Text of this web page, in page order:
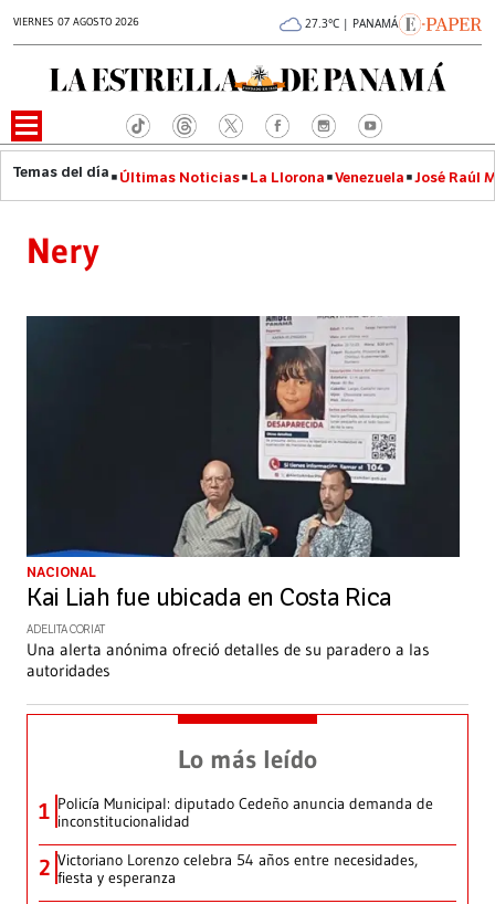
VIERNES 07 AGOSTO 2026 27.3°C | PANAMÁ
Últimas Noticias La Llorona Venezuela José Raúl
Nery
NACIONAL
Kai Liah fue ubicada en Costa Rica
ADELITA CORIAT
Una alerta anónima ofreció detalles de su paradero a las
autoridades
Lo más leído
1 Policía Municipal: diputado Cedeño anuncia demanda de
inconstitucionalidad
2 Victoriano Lorenzo celebra 54 años entre necesidades,
fiesta y esperanza